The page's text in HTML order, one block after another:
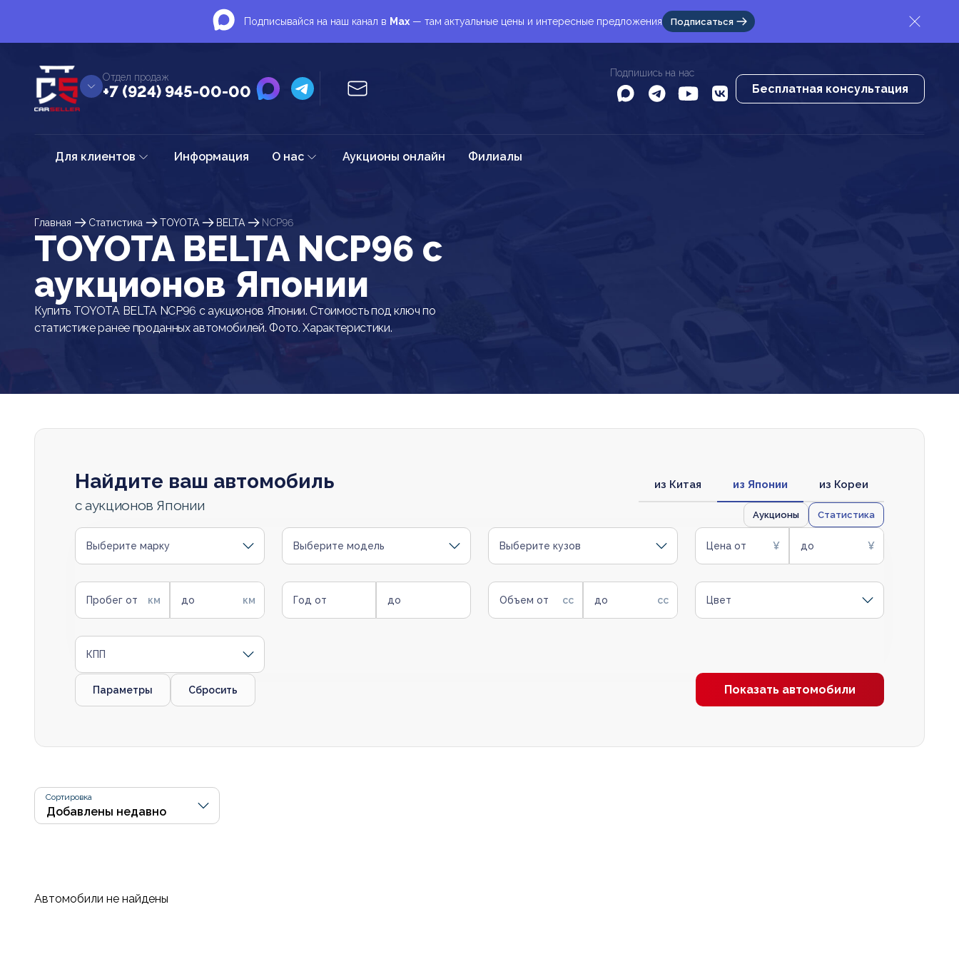
Подписывайся на наш канал в Max — там актуальные цены и интересные предложения Подписаться
Отдел продаж
+7 (924) 945-00-00
Подпишись на нас
Бесплатная консультация
Для клиентов Информация О нас Аукционы онлайн Филиалы
Главная Статистика TOYOTA BELTA NCP96
TOYOTA BELTA NCP96 c
аукционов Японии
Купить TOYOTA BELTA NCP96 с аукционов Японии. Стоимость под ключ по
статистике ранее проданных автомобилей. Фото. Характеристики.
Найдите ваш автомобиль
с аукционов Японии
из Китая из Японии из Кореи
Аукционы Статистика
Выберите марку Выберите модель Выберите кузов Цена от до
Пробег от до Год от до Объем от до Цвет
КПП
Параметры Сбросить Показать автомобили
Сортировка
Автомобили не найдены